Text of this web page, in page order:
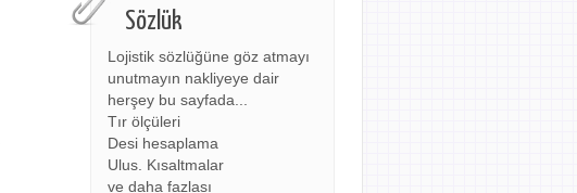
Sözlük
Lojistik sözlüğüne göz atmayı
unutmayın nakliyeye dair
herşey bu sayfada...
Tır ölçüleri
Desi hesaplama
Ulus. Kısaltmalar
ve daha fazlası